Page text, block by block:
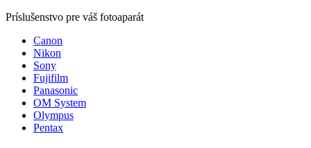
Príslušenstvo pre váš fotoaparát
Canon
Nikon
Sony
Fujifilm
Panasonic
OM System
Olympus
Pentax